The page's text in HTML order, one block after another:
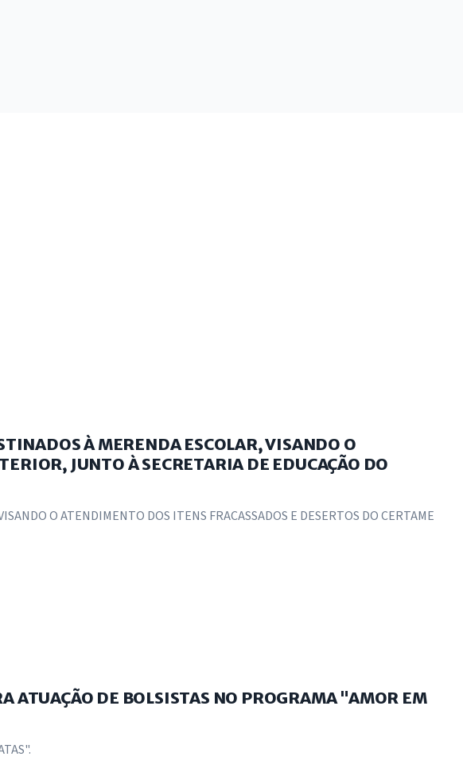
À MERENDA ESCOLAR, VISANDO O
JUNTO À SECRETARIA DE EDUCAÇÃO DO
O ATENDIMENTO DOS ITENS FRACASSADOS E DESERTOS DO CERTAME
DE BOLSISTAS NO PROGRAMA "AMOR EM